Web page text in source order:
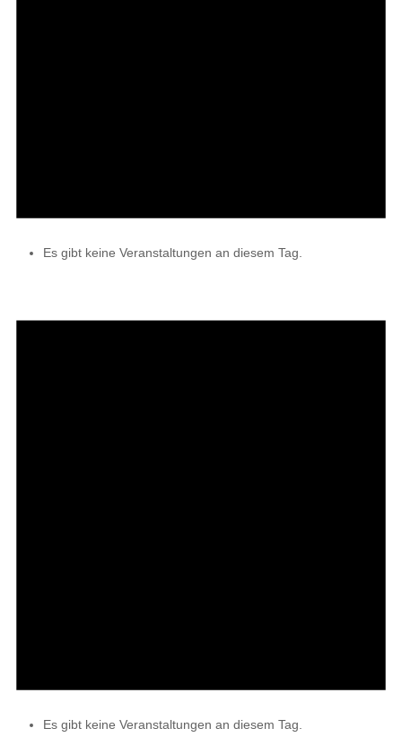
Es gibt keine Veranstaltungen an diesem Tag.
Es gibt keine Veranstaltungen an diesem Tag.